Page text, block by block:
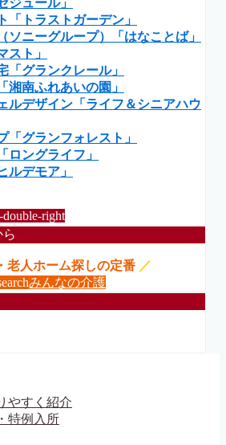
ジュール」
「トラストガーデン」
ソニーグループ）「はなことば」
スト」
「グランクレール」
湘南ふれあいの園」
ルデザイン「ライフ＆シニアハウ
「グランフォレスト」
ロングライフ」
ルデモア」
double-right
老人ホーム探しの定番 ／
みんなの介護
やすく紹介
特例入所